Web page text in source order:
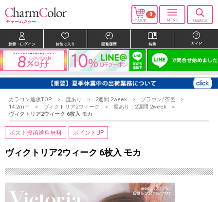
0
カラコン通販TOP 度あり 2週間 2week
ブラウン/茶色
14.2mm
ヴィクトリア2ウィーク
度あり｜2週間 2week
ヴィクトリア2ウィーク 6枚入 モカ
ポスト投函送料無料 ポイントUP
ヴィクトリア2ウィーク 6枚入 モカ